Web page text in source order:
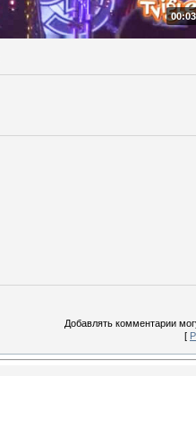
Добавлять комментарии
[